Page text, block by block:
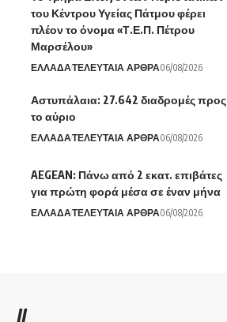
του Κέντρου Υγείας Πάτμου φέρει
πλέον το όνομα «Τ.Ε.Π. Πέτρου
Μαρσέλου»
ΕΛΛΑΔΑΤΕΛΕΥΤΑΙΑ ΑΡΘΡΑ06/08/2026
Αστυπάλαια: 27.642 διαδρομές προς
το αύριο
ΕΛΛΑΔΑΤΕΛΕΥΤΑΙΑ ΑΡΘΡΑ06/08/2026
AEGEAN: Πάνω από 2 εκατ. επιβάτες
για πρώτη φορά μέσα σε έναν μήνα
ΕΛΛΑΔΑΤΕΛΕΥΤΑΙΑ ΑΡΘΡΑ06/08/2026